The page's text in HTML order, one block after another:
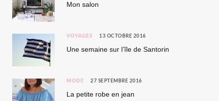
Mon salon
VOYAGES 13 OCTOBRE 2016
Une semaine sur l’île de Santorin
MODE 27 SEPTEMBRE 2016
La petite robe en jean